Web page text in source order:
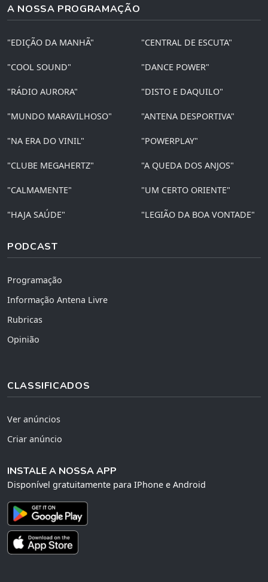
A NOSSA PROGRAMAÇÃO
"EDIÇÃO DA MANHÃ" "CENTRAL DE ESCUTA"
"COOL SOUND" "DANCE POWER"
"RÁDIO AURORA" "DISTO E DAQUILO"
"MUNDO MARAVILHOSO" "ANTENA DESPORTIVA"
"NA ERA DO VINIL" "POWERPLAY"
"CLUBE MEGAHERTZ" "A QUEDA DOS ANJOS"
"CALMAMENTE" "UM CERTO ORIENTE"
"HAJA SAÚDE" "LEGIÃO DA BOA VONTADE"
PODCAST
Programação
Informação Antena Livre
Rubricas
Opinião
CLASSIFICADOS
Ver anúncios
Criar anúncio
INSTALE A NOSSA APP
Disponível gratuitamente para IPhone e Android